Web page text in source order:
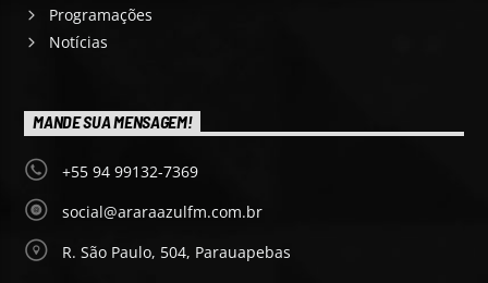
Programações
Notícias
MANDE SUA MENSAGEM!
+55 94 99132-7369
social@araraazulfm.com.br
R. São Paulo, 504, Parauapebas